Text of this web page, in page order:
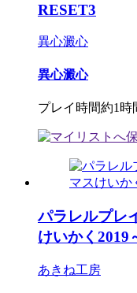
RESET3
異心澱心
異心澱心
プレイ時間約1時
パラレルプレ
けいかく2019
あきね工房